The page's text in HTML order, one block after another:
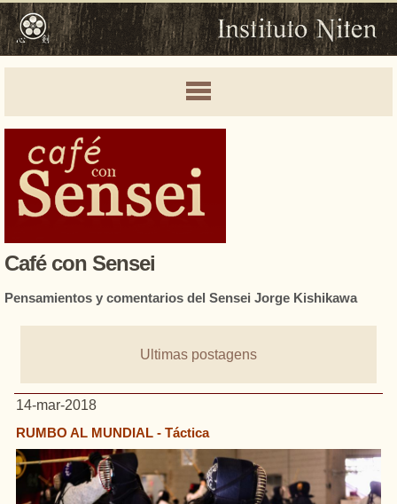
Café con Sensei
Pensamientos y comentarios del Sensei Jorge Kishikawa
Ultimas postagens
14-mar-2018
RUMBO AL MUNDIAL - Táctica